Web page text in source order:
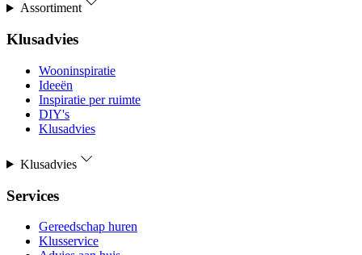
Assortiment
Klusadvies
Wooninspiratie
Ideeën
Inspiratie per ruimte
DIY's
Klusadvies
Klusadvies
Services
Gereedschap huren
Klusservice